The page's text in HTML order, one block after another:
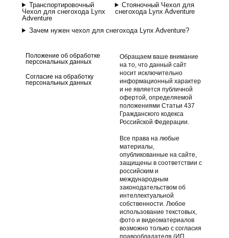
Транспортировочный
Чехол для снегохода Lynx
Adventure
Стояночный Чехол для
снегохода Lynx Adventure
Зачем нужен чехол для снегохода Lynx Adventure?
Положение об обработке
персональных данных
Согласие на обработку
персональных данных
Обращаем ваше внимание
на то, что данный сайт
носит исключительно
информационный характер
и не является публичной
офертой, определяемой
положениями Статьи 437
Гражданского кодекса
Российской Федерации.
Все права на любые
материалы,
опубликованные на сайте,
защищены в соответствии с
российским и
международным
законодательством об
интеллектуальной
собственности. Любое
использование текстовых,
фото и видеоматериалов
возможно только с согласия
правообладателя (ИП